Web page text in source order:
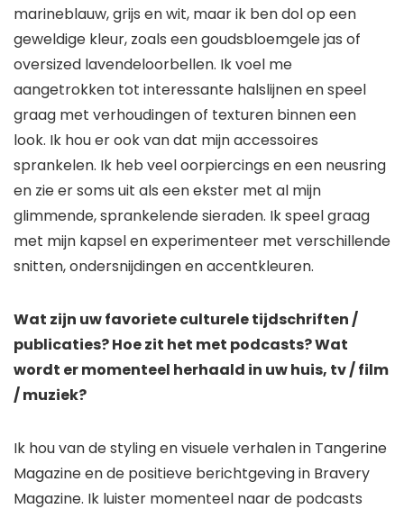
marineblauw, grijs en wit, maar ik ben dol op een
geweldige kleur, zoals een goudsbloemgele jas of
oversized lavendeloorbellen. Ik voel me
aangetrokken tot interessante halslijnen en speel
graag met verhoudingen of texturen binnen een
look. Ik hou er ook van dat mijn accessoires
sprankelen. Ik heb veel oorpiercings en een neusring
en zie er soms uit als een ekster met al mijn
glimmende, sprankelende sieraden. Ik speel graag
met mijn kapsel en experimenteer met verschillende
snitten, ondersnijdingen en accentkleuren.
Wat zijn uw favoriete culturele tijdschriften /
publicaties? Hoe zit het met podcasts? Wat
wordt er momenteel herhaald in uw huis, tv / film
/ muziek?
Ik hou van de styling en visuele verhalen in Tangerine
Magazine en de positieve berichtgeving in Bravery
Magazine. Ik luister momenteel naar de podcasts